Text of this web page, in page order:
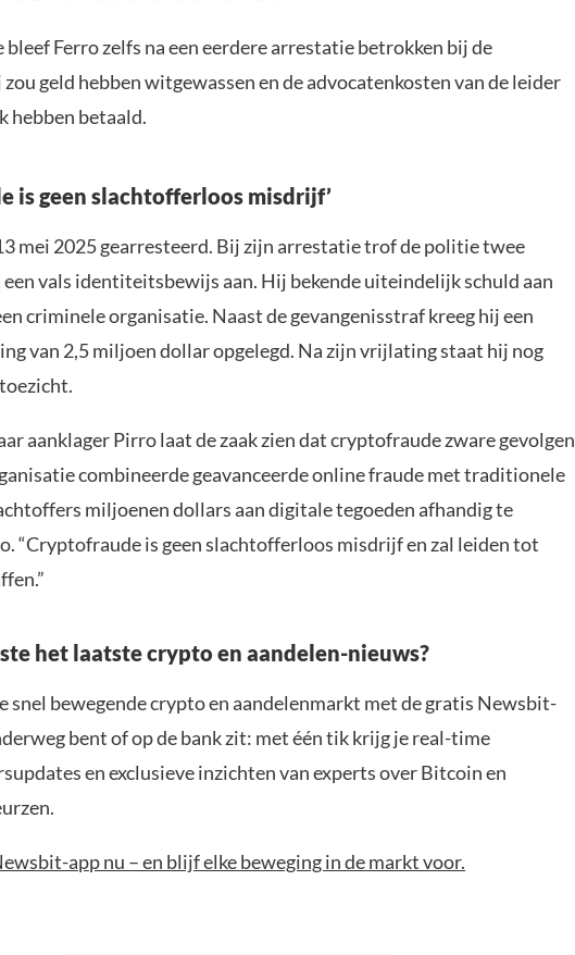
Ferro zelfs na een eerdere arrestatie betrokken bij de
geld hebben witgewassen en de advocatenkosten van de leider
hebben betaald.
is geen slachtofferloos misdrijf’
mei 2025 gearresteerd. Bij zijn arrestatie trof de politie twee
vals identiteitsbewijs aan. Hij bekende uiteindelijk schuld aan
criminele organisatie. Naast de gevangenisstraf kreeg hij een
van 2,5 miljoen dollar opgelegd. Na zijn vrijlating staat hij nog
aanklager Pirro laat de zaak zien dat cryptofraude zware gevolgen
combineerde geavanceerde online fraude met traditionele
miljoenen dollars aan digitale tegoeden afhandig te
“Cryptofraude is geen slachtofferloos misdrijf en zal leiden tot
het laatste crypto en aandelen-nieuws?
snel bewegende crypto en aandelenmarkt met de gratis Newsbit-
bent of op de bank zit: met één tik krijg je real-time
en exclusieve inzichten van experts over Bitcoin en
app nu – en blijf elke beweging in de markt voor.